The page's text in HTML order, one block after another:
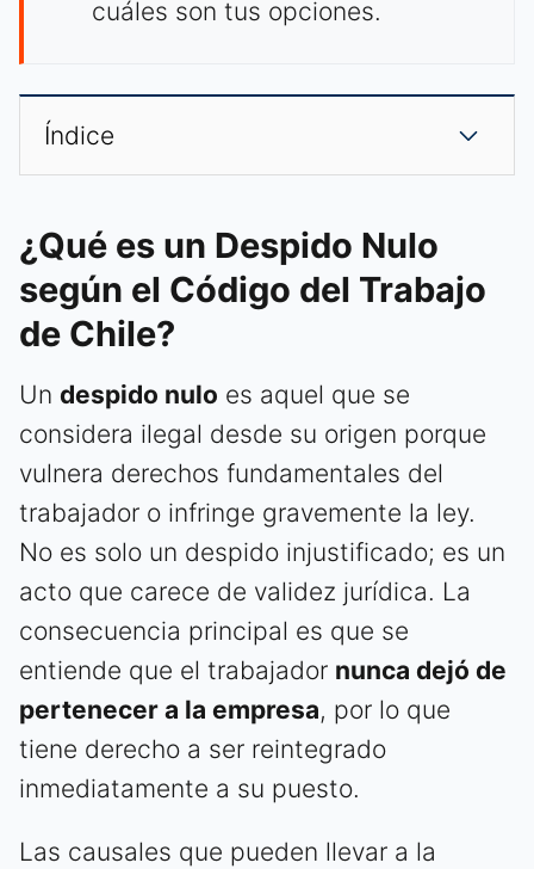
cuáles son tus opciones.
Índice
¿Qué es un Despido Nulo
según el Código del Trabajo
de Chile?
Un despido nulo es aquel que se
considera ilegal desde su origen porque
vulnera derechos fundamentales del
trabajador o infringe gravemente la ley.
No es solo un despido injustificado; es un
acto que carece de validez jurídica. La
consecuencia principal es que se
entiende que el trabajador nunca dejó de
pertenecer a la empresa, por lo que
tiene derecho a ser reintegrado
inmediatamente a su puesto.
Las causales que pueden llevar a la